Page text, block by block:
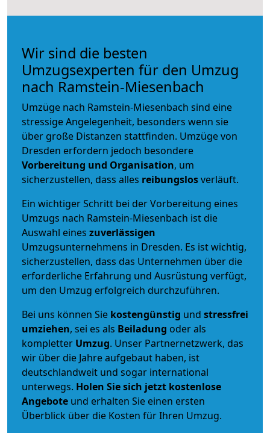
Wir sind die besten
Umzugsexperten für den Umzug
nach Ramstein-Miesenbach
Umzüge nach Ramstein-Miesenbach sind eine
stressige Angelegenheit, besonders wenn sie
über große Distanzen stattfinden. Umzüge von
Dresden erfordern jedoch besondere
Vorbereitung und Organisation, um
sicherzustellen, dass alles reibungslosverläuft.
Ein wichtiger Schritt bei der Vorbereitung eines
Umzugs nach Ramstein-Miesenbach ist die
Auswahl eines zuverlässigen
Umzugsunternehmens in Dresden. Es ist wichtig,
sicherzustellen, dass das Unternehmen über die
erforderliche Erfahrung und Ausrüstung verfügt,
um den Umzug erfolgreich durchzuführen.
Bei uns können Sie kostengünstig und stressfrei
umziehen, sei es als Beiladung oder als
kompletter Umzug. Unser Partnernetzwerk, das
wir über die Jahre aufgebaut haben, ist
deutschlandweit und sogar international
unterwegs. Holen Sie sich jetzt kostenlose
Angebote und erhalten Sie einen ersten
Überblick über die Kosten für Ihren Umzug.